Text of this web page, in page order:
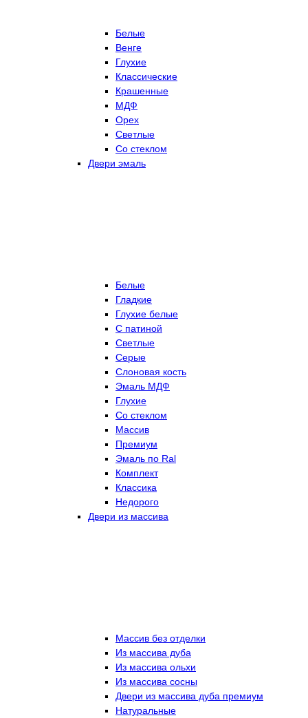
Белые
Венге
Глухие
Классические
Крашенные
МДФ
Орех
Светлые
Со стеклом
Двери эмаль
Белые
Гладкие
Глухие белые
С патиной
Светлые
Серые
Слоновая кость
Эмаль МДФ
Глухие
Со стеклом
Массив
Премиум
Эмаль по Ral
Комплект
Классика
Недорого
Двери из массива
Массив без отделки
Из массива дуба
Из массива ольхи
Из массива сосны
Двери из массива дуба премиум
Натуральные